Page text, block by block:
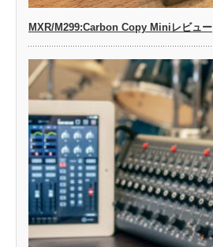
MXR/M299:Carbon Copy Miniレビュー